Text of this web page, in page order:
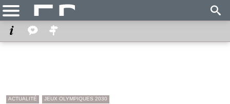
ACTUALITÉ JEUX OLYMPIQUES 2030